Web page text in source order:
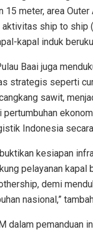
15 meter, area Outer
aktivitas ship to ship
kapal induk
Baai juga
strategis seperti
sawit,
Indonesia
kesiapan
pelayanan kapal
demi
nasional,”
dalam pemanduan